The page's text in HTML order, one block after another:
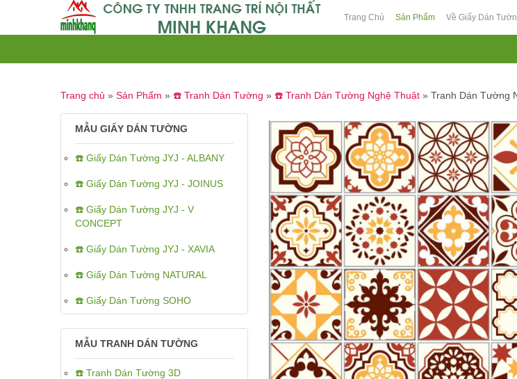
Trang Chủ Sản Phẩm Về Giấy Dán
Trang chủ » Sản Phẩm » ☎️ Tranh Dán Tường » ☎️ Tranh Dán Tường Nghệ Thuật » Tranh Dán Tường
MẪU GIẤY DÁN TƯỜNG
☎️ Giấy Dán Tường JYJ - ALBANY
☎️ Giấy Dán Tường JYJ - JOINUS
☎️ Giấy Dán Tường JYJ - V
CONCEPT
☎️ Giấy Dán Tường JYJ - XAVIA
☎️ Giấy Dán Tường NATURAL
☎️ Giấy Dán Tường SOHO
MẪU TRANH DÁN TƯỜNG
☎️ Tranh Dán Tường 3D